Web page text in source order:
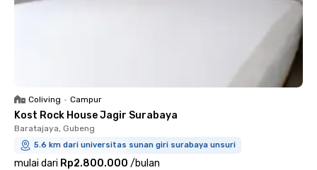
Coliving • Campur
Kost Rock House Jagir Surabaya
Baratajaya, Gubeng
5.6 km dari universitas sunan giri surabaya unsuri
mulai dari Rp2.800.000 /bulan